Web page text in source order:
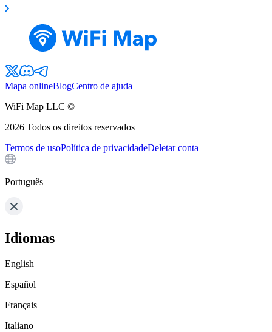
Mapa onlineBlogCentro de ajuda
WiFi Map LLC ©
2026 Todos os direitos reservados
Termos de usoPolítica de privacidadeDeletar conta
Português
Idiomas
English
Español
Français
Italiano